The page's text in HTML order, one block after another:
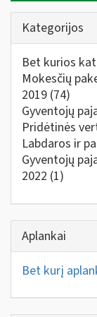
Kategorijos
Bet kurios
Mokesčių
2019 (74)
Gyventojų
Pridėtinės
Labdaros ir
Gyventojų
2022 (1)
Aplankai
Bet kurį